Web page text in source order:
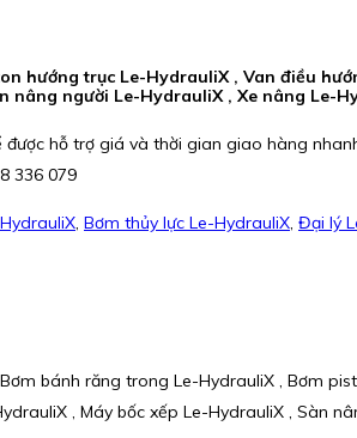
hướng trục Le-HydrauliX , Van điều
nâng người Le-HydrauliX , Xe nâng Le-
được hỗ trợ giá và thời gian giao hàng
336 079
Bơm thủy lực Le-HydrauliX Đại lý
bánh răng trong Le-HydrauliX , Bơm
, Máy bốc xếp Le-HydrauliX , Sàn